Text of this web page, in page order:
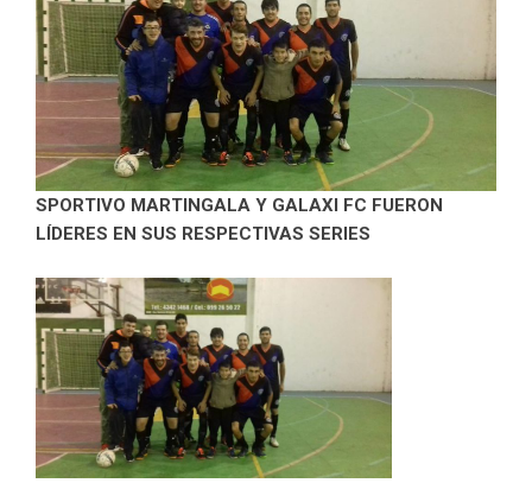
SPORTIVO MARTINGALA Y GALAXI FC FUERON
LÍDERES EN SUS RESPECTIVAS SERIES